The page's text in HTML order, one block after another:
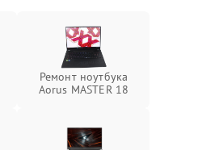
Ремонт ноутбука
Aorus MASTER 18